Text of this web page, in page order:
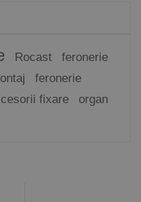
Rocast
feronerie
feronerie
fixare
organ